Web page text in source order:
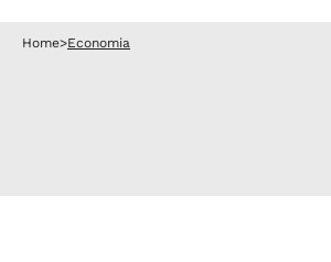
Home>Economia